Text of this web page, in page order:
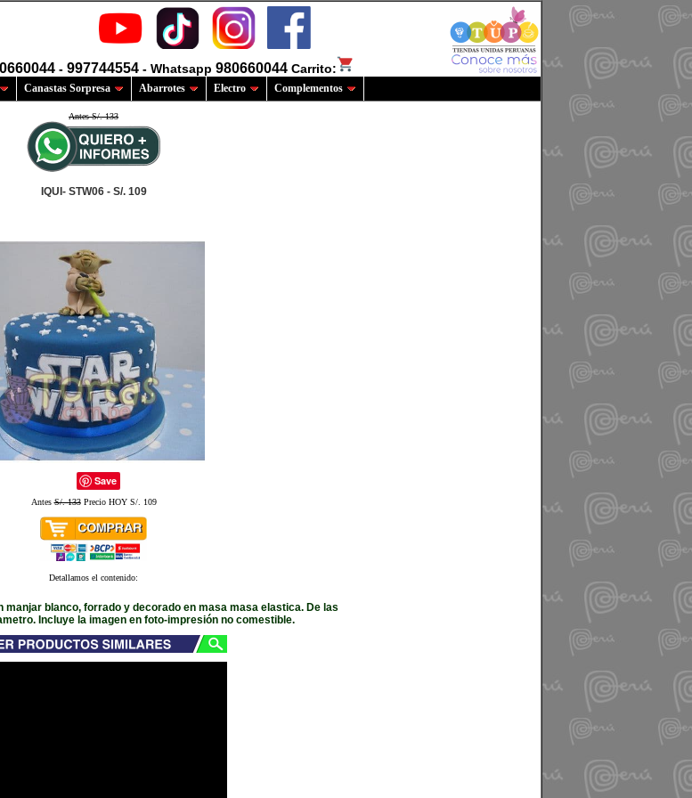
- 997744554 - Whatsapp 980660044 Carrito:
Canastas Sorpresa Abarrotes Electro Complementos
Antes S/. 133
IQUI- STW06 - S/. 109
Save
AntesS/. 133Precio HOY S/. 109
Detallamos el contenido:
manjar blanco, forrado y decorado en masa masa elastica. De las
Incluye la imagen en foto-impresión no comestible.